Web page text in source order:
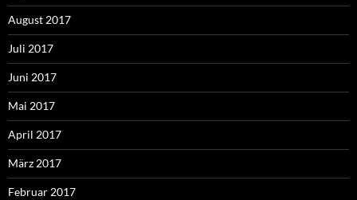
August 2017
Juli 2017
Juni 2017
Mai 2017
April 2017
März 2017
Februar 2017